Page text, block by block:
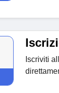
Iscriviti